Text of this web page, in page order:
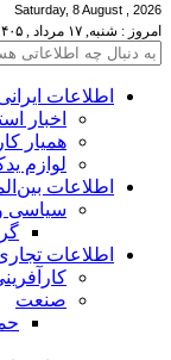
Saturday, 8 August , 2026
امروز : شنبه, ۱۷ مرداد , ۱۴۰۵
اطلاعات‌ ‎ایرانی
اخبار
همیار
لوازم
اطلاعات
سیاسی
اطلاعات
صنعت